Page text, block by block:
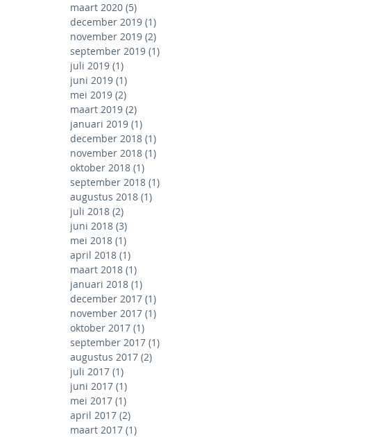
maart 2020 (5)
december 2019 (1)
november 2019 (2)
september 2019 (1)
juli 2019 (1)
juni 2019 (1)
mei 2019 (2)
maart 2019 (2)
januari 2019 (1)
december 2018 (1)
november 2018 (1)
oktober 2018 (1)
september 2018 (1)
augustus 2018 (1)
juli 2018 (2)
juni 2018 (3)
mei 2018 (1)
april 2018 (1)
maart 2018 (1)
januari 2018 (1)
december 2017 (1)
november 2017 (1)
oktober 2017 (1)
september 2017 (1)
augustus 2017 (2)
juli 2017 (1)
juni 2017 (1)
mei 2017 (1)
april 2017 (2)
maart 2017 (1)